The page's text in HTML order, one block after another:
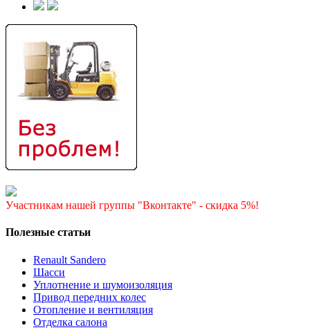
Участникам нашей группы "Вконтакте" - скидка 5%!
Полезные статьи
Renault Sandero
Шасси
Уплотнение и шумоизоляция
Привод передних колес
Отопление и вентиляция
Отделка салона